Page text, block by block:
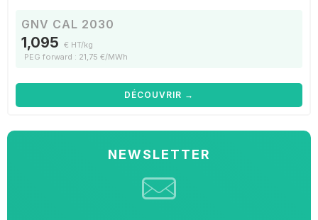
GNV CAL 2030
1,095 € HT/kg
PEG forward : 21,75 €/MWh
DÉCOUVRIR →
NEWSLETTER